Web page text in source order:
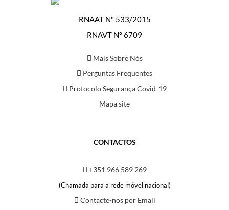
RNAAT Nº 533/2015
RNAVT Nº 6709
Mais Sobre Nós
Perguntas Frequentes
Protocolo Segurança Covid-19
Mapa site
CONTACTOS
+351 966 589 269
(Chamada para a rede móvel nacional)
Contacte-nos por Email